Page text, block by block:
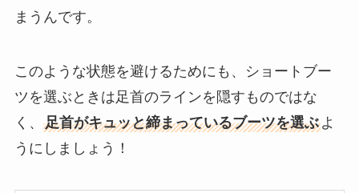
まうんです。
このような状態を避けるためにも、ショートブー
ツを選ぶときは足首のラインを隠すものではな
く、 足首がキュッと締まっているブーツを選ぶよ
うにしましょう！